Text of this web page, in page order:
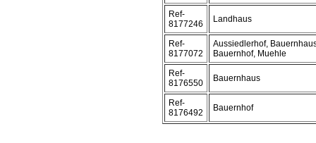
Ref-
8177246
Landhaus
Ref-
8177072
Aussiedlerhof,
Bauernhof, Muehle
Ref-
8176550
Bauernhaus
Ref-
8176492
Bauernhof